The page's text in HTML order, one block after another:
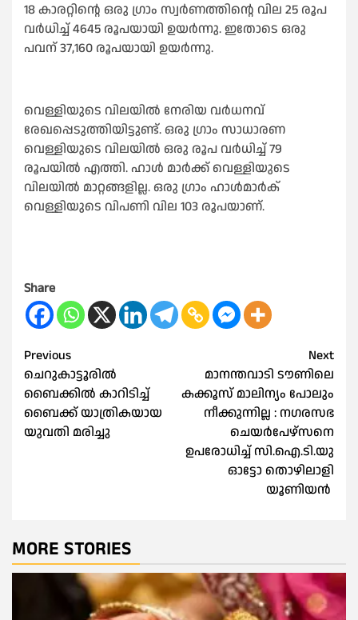
18 കാരറ്റിന്റെ ഒരു ഗ്രാം സ്വർണത്തിന്റെ വില 25 രൂപ
വർധിച്ച് 4645 രൂപയായി ഉയർന്നു. ഇതോടെ ഒരു
പവന് 37,160 രൂപയായി ഉയർന്നു.
വെള്ളിയുടെ വിലയിൽ നേരിയ വർധനവ്
രേഖപ്പെടുത്തിയിട്ടുണ്ട്. ഒരു ഗ്രാം സാധാരണ
വെള്ളിയുടെ വിലയിൽ ഒരു രൂപ വർധിച്ച് 79
രൂപയിൽ എത്തി. ഹാൾ മാർക്ക് വെള്ളിയുടെ
വിലയിൽ മാറ്റങ്ങളില്ല. ഒരു ഗ്രാം ഹാൾമാർക്
വെള്ളിയുടെ വിപണി വില 103 രൂപയാണ്.
Share
Post
navigation
Previous
ചെറുകാട്ടൂരിൽ
ബൈക്കില്‍ കാറിടിച്ച്
ബൈക്ക് യാത്രികയായ
യുവതി മരിച്ചു
Next
മാനന്തവാടി ടൗണിലെ
കക്കൂസ് മാലിന്യം പോലും
നീക്കുന്നില്ല : നഗരസഭ
ചെയർപേഴ്സനെ
ഉപരോധിച്ച് സി.ഐ.ടി.യു
ഓട്ടോ തൊഴിലാളി
യൂണിയൻ
MORE STORIES